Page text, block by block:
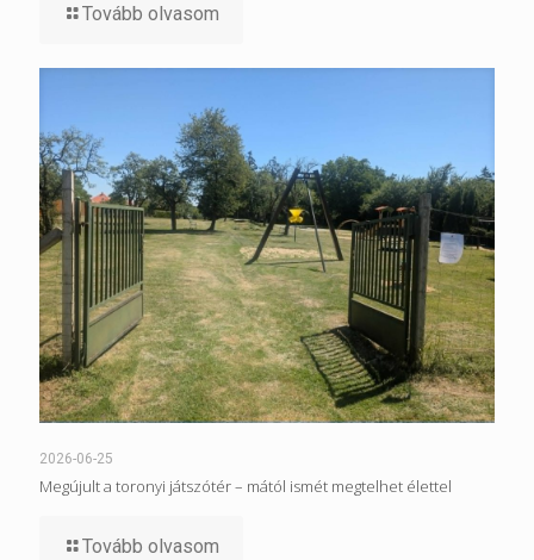
Tovább olvasom
2026-06-25
Megújult a toronyi játszótér – mától ismét megtelhet élettel
Tovább olvasom